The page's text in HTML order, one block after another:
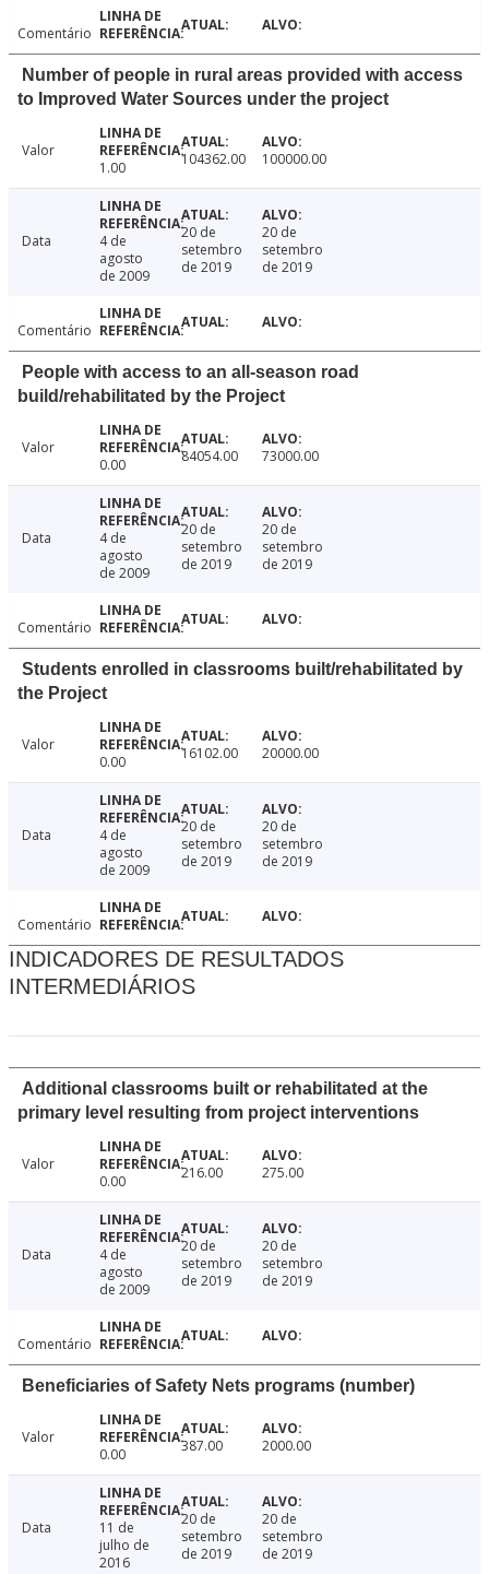
Comentário
Number of people in rural areas provided with access
to Improved Water Sources under the project
Valor
1.00
104362.00 100000.00
Data
4 de
agosto
de 2009
20 de
setembro
de 2019
20 de
setembro
de 2019
Comentário
People with access to an all-season road
build/rehabilitated by the Project
Valor
0.00
84054.00 73000.00
Data
4 de
agosto
de 2009
20 de
setembro
de 2019
20 de
setembro
de 2019
Comentário
Students enrolled in classrooms built/rehabilitated by
the Project
Valor
0.00
16102.00 20000.00
Data
4 de
agosto
de 2009
20 de
setembro
de 2019
20 de
setembro
de 2019
Comentário
INDICADORES DE RESULTADOS
INTERMEDIÁRIOS
Additional classrooms built or rehabilitated at the
primary level resulting from project interventions
Valor
0.00
216.00 275.00
Data
4 de
agosto
de 2009
20 de
setembro
de 2019
20 de
setembro
de 2019
Comentário
Beneficiaries of Safety Nets programs (number)
Valor
0.00
387.00 2000.00
Data
11 de
julho de
2016
20 de
setembro
de 2019
20 de
setembro
de 2019